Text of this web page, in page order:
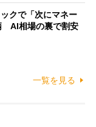
クで「次にマネー
AI相場の裏で割安
一覧を見る